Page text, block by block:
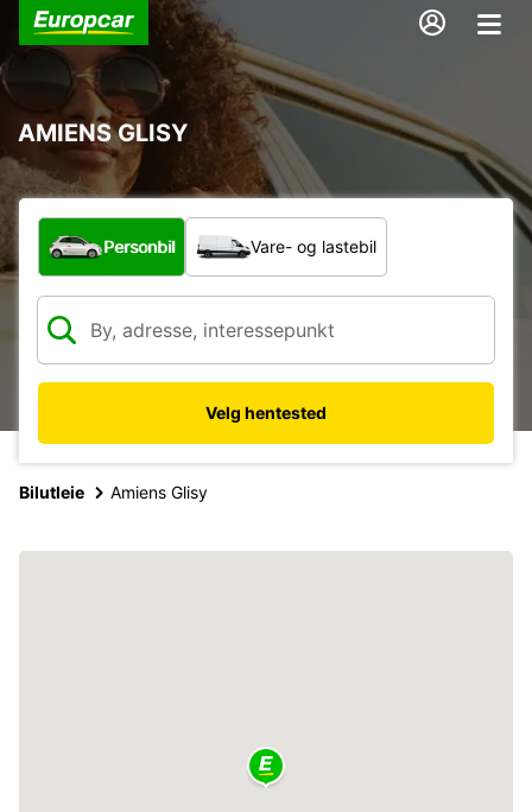
AMIENS GLISY
Hvilken type bil?
Personbil Vare- og lastebil
Velg hentested
Bilutleie Amiens Glisy